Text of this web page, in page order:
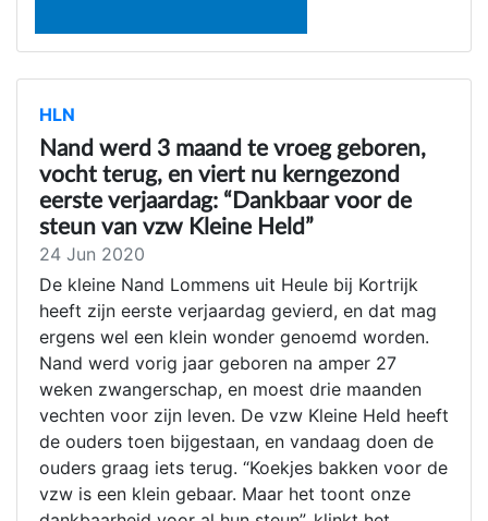
HLN
Nand werd 3 maand te vroeg geboren,
vocht terug, en viert nu kerngezond
eerste verjaardag: “Dankbaar voor de
steun van vzw Kleine Held”
24 Jun 2020
De kleine Nand Lommens uit Heule bij Kortrijk
heeft zijn eerste verjaardag gevierd, en dat mag
ergens wel een klein wonder genoemd worden.
Nand werd vorig jaar geboren na amper 27
weken zwangerschap, en moest drie maanden
vechten voor zijn leven. De vzw Kleine Held heeft
de ouders toen bijgestaan, en vandaag doen de
ouders graag iets terug. “Koekjes bakken voor de
vzw is een klein gebaar. Maar het toont onze